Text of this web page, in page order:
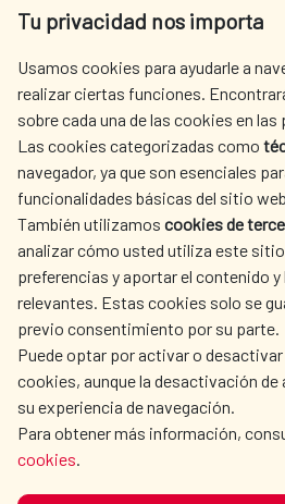
Tu privacidad nos importa
Usamos cookies para ayudarle a
realizar ciertas funciones.
sobre cada una de las cookies en
Las cookies categorizadas como
navegador, ya que son esenciales
funcionalidades básicas del sitio
También utilizamos cookies de
analizar cómo usted utiliza este
preferencias y aportar el contenido y
relevantes. Estas cookies solo se
previo consentimiento por su parte.
Puede optar por activar o
cookies, aunque la desactivación de
su experiencia de navegación.
Para obtener más información,
cookies.
Tel. +34 900 20 30 54​​​​​​​
AECID
SPANISH HUMANITARIAN
ACTION
CULTURE AND SCIENCE
OUR SOCIAL MEDIA